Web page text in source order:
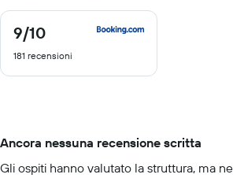
9/10
9
10
181 recensioni
Ancora nessuna recensione scritta
Gli ospiti hanno valutato la struttura, ma